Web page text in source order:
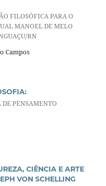
FILOSÓFICA PARA O
MANOEL DE MELO
RN
Campos
PENSAMENTO
CIÊNCIA E ARTE
VON SCHELLING